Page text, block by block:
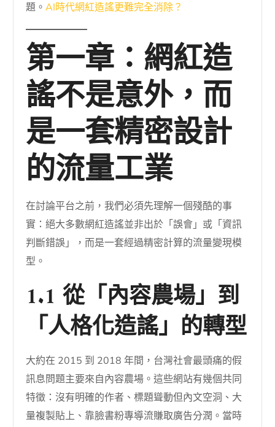
題。AI時代網紅造謠更難完全消除？
第一章：網紅造
謠不是意外，而
是一套精密設計
的流量工業
在討論平台之前，我們必須先理解一個殘酷的事
實：絕大多數網紅造謠並非出於「誤會」或「資訊
判斷錯誤」，而是一套經過精密計算的流量變現模
型。
1.1 從「內容農場」到
「人格化造謠」的轉型
大約在 2015 到 2018 年間，台灣社會最頭痛的假
訊息問題主要來自內容農場。這些網站有幾個共同
特徵：沒有明確的作者、標題聳動但內文空洞、大
量複製貼上、靠臉書粉專導流賺取廣告分潤。當時